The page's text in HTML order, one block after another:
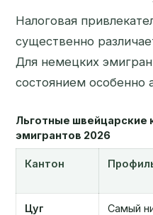
Налоговая
существенно
Для немецких
состоянием особенно
Льготные швейцарские
эмигрантов 2026
Кантон
Цуг
Самый